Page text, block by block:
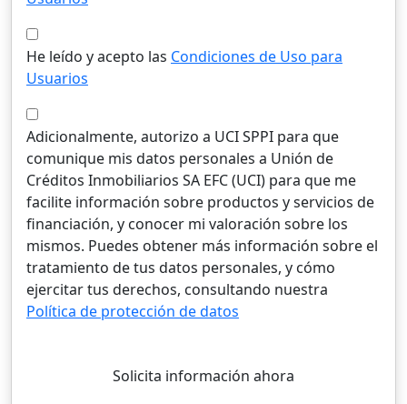
He leído y acepto las Condiciones de Uso para
Usuarios
Adicionalmente, autorizo a UCI SPPI para que
comunique mis datos personales a Unión de
Créditos Inmobiliarios SA EFC (UCI) para que me
facilite información sobre productos y servicios de
financiación, y conocer mi valoración sobre los
mismos. Puedes obtener más información sobre el
tratamiento de tus datos personales, y cómo
ejercitar tus derechos, consultando nuestra
Política de protección de datos
Solicita información ahora